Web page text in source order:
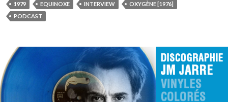
1979 EQUINOXE INTERVIEW
OXYGÈNE [1976]
PODCAST